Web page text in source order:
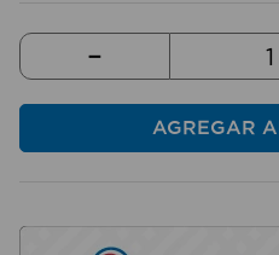
－
AGREGAR